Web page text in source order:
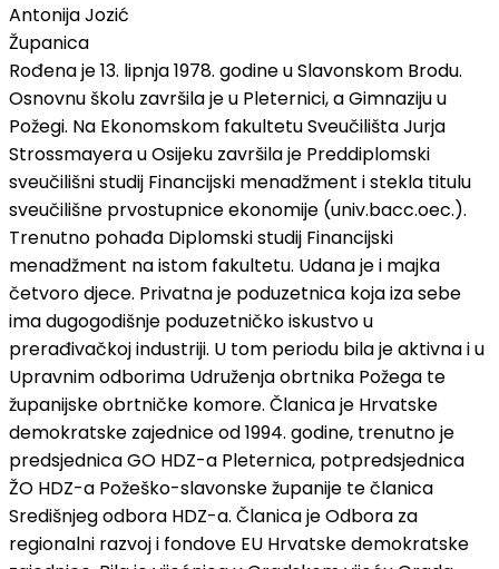
Antonija Jozić
Županica
Rođena je 13. lipnja 1978. godine u Slavonskom Brodu.
Osnovnu školu završila je u Pleternici, a Gimnaziju u
Požegi. Na Ekonomskom fakultetu Sveučilišta Jurja
Strossmayera u Osijeku završila je Preddiplomski
sveučilišni studij Financijski menadžment i stekla titulu
sveučilišne prvostupnice ekonomije (univ.bacc.oec.).
Trenutno pohađa Diplomski studij Financijski
menadžment na istom fakultetu. Udana je i majka
četvoro djece. Privatna je poduzetnica koja iza sebe
ima dugogodišnje poduzetničko iskustvo u
prerađivačkoj industriji. U tom periodu bila je aktivna i u
Upravnim odborima Udruženja obrtnika Požega te
županijske obrtničke komore. Članica je Hrvatske
demokratske zajednice od 1994. godine, trenutno je
predsjednica GO HDZ-a Pleternica, potpredsjednica
ŽO HDZ-a Požeško-slavonske županije te članica
Središnjeg odbora HDZ-a. Članica je Odbora za
regionalni razvoj i fondove EU Hrvatske demokratske